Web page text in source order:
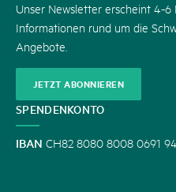
Unser Newsletter erscheint 4-
Informationen rund um die
Angebote.
JETZT ABONNIEREN
SPENDENKONTO
IBAN CH82 8080 8008 0691